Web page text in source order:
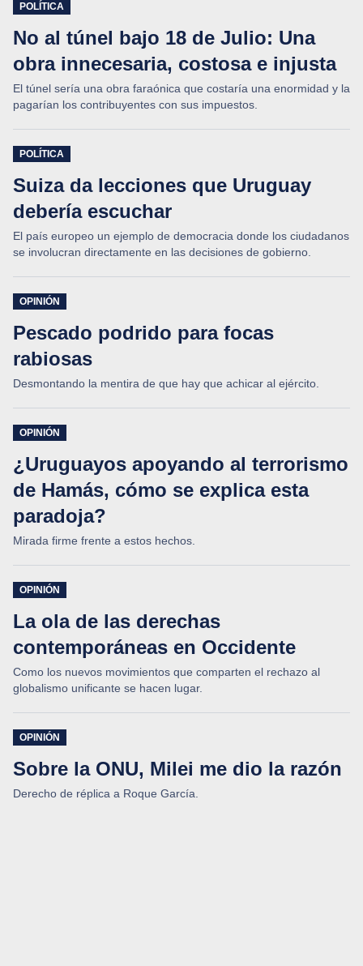
POLÍTICA
No al túnel bajo 18 de Julio: Una
obra innecesaria, costosa e injusta
El túnel sería una obra faraónica que costaría una enormidad y la
pagarían los contribuyentes con sus impuestos.
POLÍTICA
Suiza da lecciones que Uruguay
debería escuchar
El país europeo un ejemplo de democracia donde los ciudadanos
se involucran directamente en las decisiones de gobierno.
OPINIÓN
Pescado podrido para focas
rabiosas
Desmontando la mentira de que hay que achicar al ejército.
OPINIÓN
¿Uruguayos apoyando al terrorismo
de Hamás, cómo se explica esta
paradoja?
Mirada firme frente a estos hechos.
OPINIÓN
La ola de las derechas
contemporáneas en Occidente
Como los nuevos movimientos que comparten el rechazo al
globalismo unificante se hacen lugar.
OPINIÓN
Sobre la ONU, Milei me dio la razón
Derecho de réplica a Roque García.